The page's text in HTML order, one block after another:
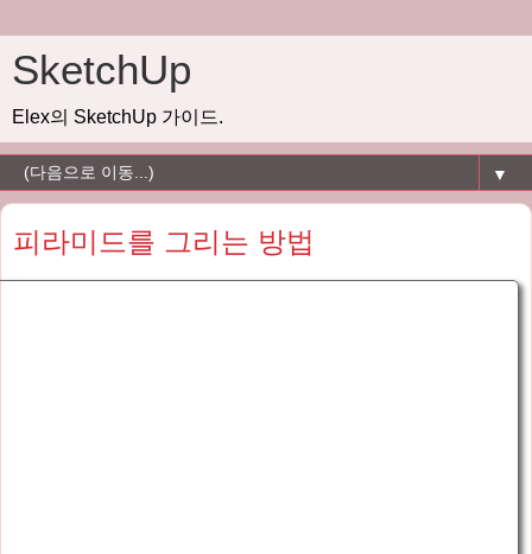
SketchUp
Elex의 SketchUp 가이드.
▼
피라미드를 그리는 방법